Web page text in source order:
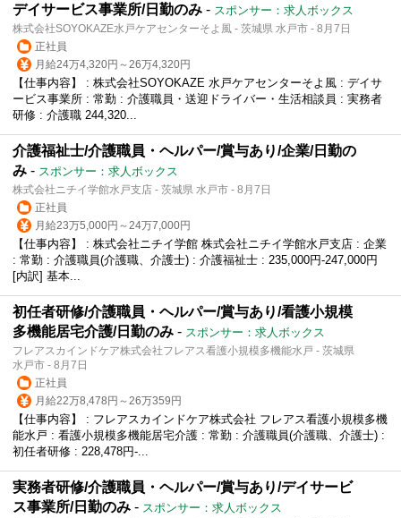
デイサービス事業所/日勤のみ - スポンサー：求人ボックス
株式会社SOYOKAZE水戸ケアセンターそよ風 - 茨城県 水戸市 - 8月7日
正社員
月給24万4,320円～26万4,320円
【仕事内容】 : 株式会社SOYOKAZE 水戸ケアセンターそよ風 : デイサ
ービス事業所 : 常勤 : 介護職員・送迎ドライバー・生活相談員 : 実務者
研修 : 介護職 244,320...
介護福祉士/介護職員・ヘルパー/賞与あり/企業/日勤の
み - スポンサー：求人ボックス
株式会社ニチイ学館水戸支店 - 茨城県 水戸市 - 8月7日
正社員
月給23万5,000円～24万7,000円
【仕事内容】 : 株式会社ニチイ学館 株式会社ニチイ学館水戸支店 : 企業
: 常勤 : 介護職員(介護職、介護士) : 介護福祉士 : 235,000円-247,000円
[内訳] 基本...
初任者研修/介護職員・ヘルパー/賞与あり/看護小規模
多機能居宅介護/日勤のみ - スポンサー：求人ボックス
フレアスカインドケア株式会社フレアス看護小規模多機能水戸 - 茨城県
水戸市 - 8月7日
正社員
月給22万8,478円～26万359円
【仕事内容】 : フレアスカインドケア株式会社 フレアス看護小規模多機
能水戸 : 看護小規模多機能居宅介護 : 常勤 : 介護職員(介護職、介護士) :
初任者研修 : 228,478円-...
実務者研修/介護職員・ヘルパー/賞与あり/デイサービ
ス事業所/日勤のみ - スポンサー：求人ボックス